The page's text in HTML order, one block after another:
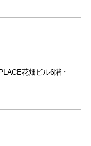
花畑ビル6階・